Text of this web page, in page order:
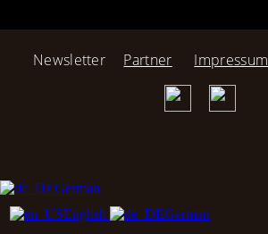
Newsletter Partner Impressum
German
English
German